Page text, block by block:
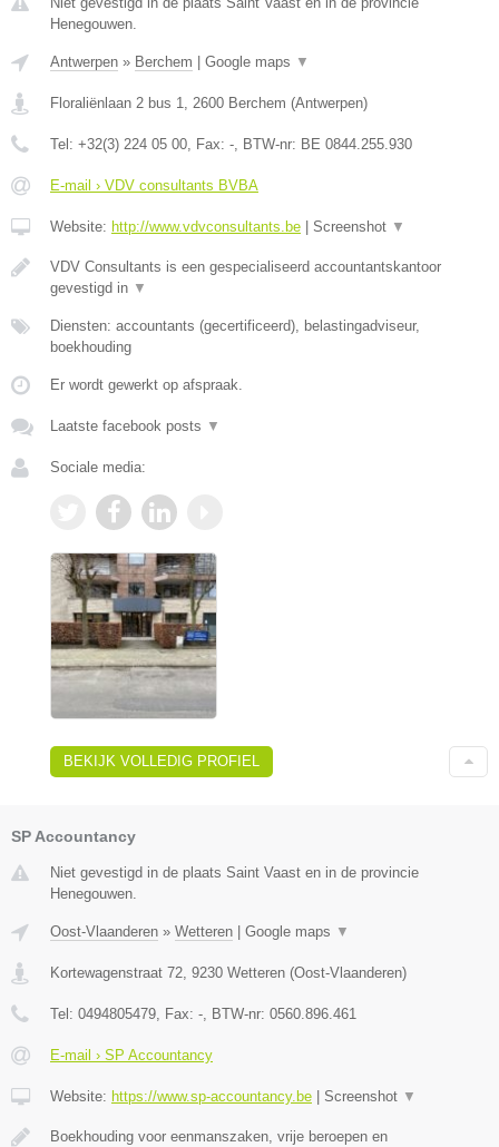
Henegouwen.
Antwerpen » Berchem Google maps ▼
Floraliënlaan 2 bus 1 2600 Berchem (Antwerpen)
Tel: +32(3) 224 05 00 , Fax: - , BTW-nr: BE 0844.255.930
E-mail › VDV consultants BVBA
Website: http://www.vdvconsultants.be Screenshot ▼
VDV Consultants is een gespecialiseerd accountantskantoor
gevestigd in ▼
Diensten: accountants (gecertificeerd), belastingadviseur,
boekhouding
Er wordt gewerkt op afspraak.
Laatste facebook posts ▼
Sociale media:
BEKIJK VOLLEDIG PROFIEL
SP Accountancy
Niet gevestigd in de plaats Saint Vaast en in de provincie
Henegouwen.
Oost-Vlaanderen » Wetteren Google maps ▼
Kortewagenstraat 72 9230 Wetteren (Oost-Vlaanderen)
Tel: 0494805479 , Fax: - , BTW-nr: 0560.896.461
E-mail › SP Accountancy
Website: https://www.sp-accountancy.be Screenshot ▼
Boekhouding voor eenmanszaken, vrije beroepen en